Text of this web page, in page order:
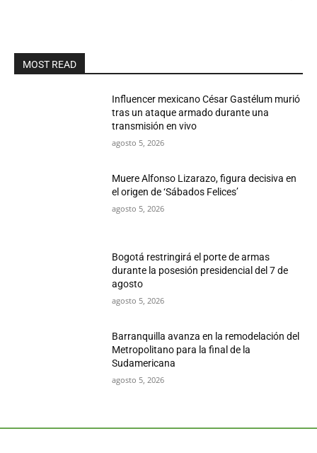
MOST READ
Influencer mexicano César Gastélum murió
tras un ataque armado durante una
transmisión en vivo
agosto 5, 2026
Muere Alfonso Lizarazo, figura decisiva en
el origen de ‘Sábados Felices’
agosto 5, 2026
Bogotá restringirá el porte de armas
durante la posesión presidencial del 7 de
agosto
agosto 5, 2026
Barranquilla avanza en la remodelación del
Metropolitano para la final de la
Sudamericana
agosto 5, 2026